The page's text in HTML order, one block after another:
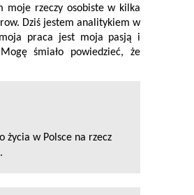
moje rzeczy osobiste w kilka
Dziś jestem analitykiem w
praca jest moja pasją i
śmiało powiedzieć, że
życia w Polsce na rzecz